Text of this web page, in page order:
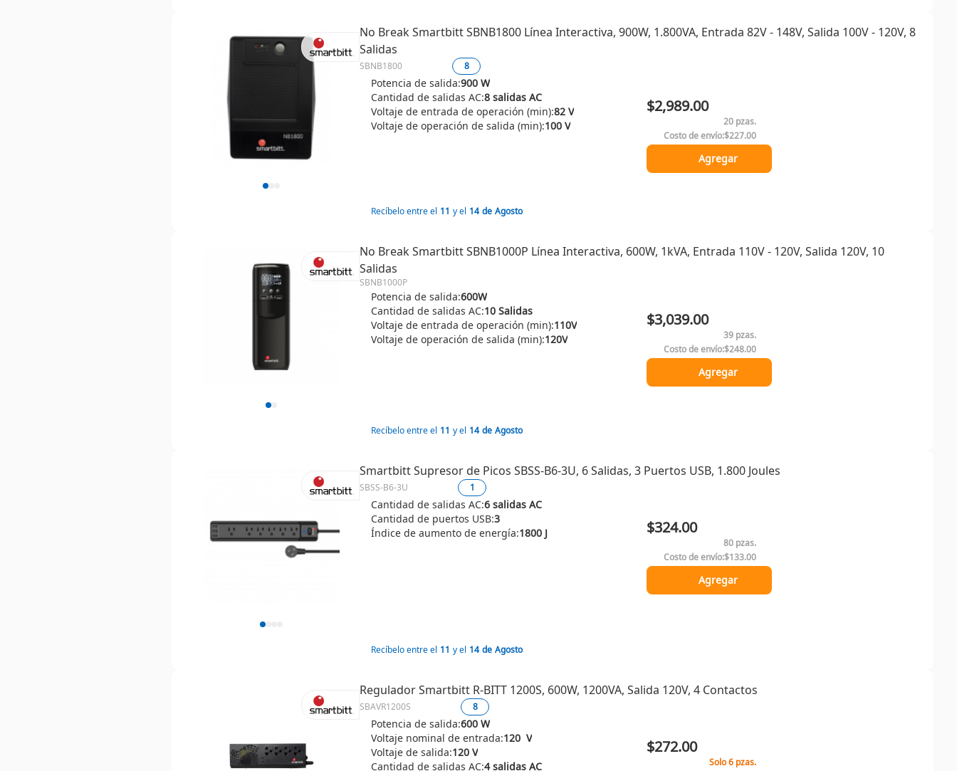
No Break Smartbitt SBNB1800 Línea Interactiva, 900W, 1.800VA, Entrada 82V - 148V, Salida 100V - 120V, 8
Salidas
SBNB1800 8
Potencia de salida:900 W
Cantidad de salidas AC:8 salidas AC
Voltaje de entrada de operación (min):82 V
Voltaje de operación de salida (min):100 V
Recíbelo entre el 11 y el 14 de Agosto
$2,989.00
Costo de envío:$227.00
20 pzas.
Agregar
No Break Smartbitt SBNB1000P Línea Interactiva, 600W, 1kVA, Entrada 110V - 120V, Salida 120V, 10
Salidas
SBNB1000P
Potencia de salida:600W
Cantidad de salidas AC:10 Salidas
Voltaje de entrada de operación (min):110V
Voltaje de operación de salida (min):120V
Recíbelo entre el 11 y el 14 de Agosto
$3,039.00
Costo de envío:$248.00
39 pzas.
Agregar
Smartbitt Supresor de Picos SBSS-B6-3U, 6 Salidas, 3 Puertos USB, 1.800 Joules
SBSS-B6-3U 1
Cantidad de salidas AC:6 salidas AC
Cantidad de puertos USB:3
Índice de aumento de energía:1800 J
Recíbelo entre el 11 y el 14 de Agosto
$324.00
Costo de envío:$133.00
80 pzas.
Agregar
Regulador Smartbitt R-BITT 1200S, 600W, 1200VA, Salida 120V, 4 Contactos
SBAVR1200S 8
Potencia de salida:600 W
Voltaje nominal de entrada:120 V
Voltaje de salida:120 V
Cantidad de salidas AC:4 salidas AC
$272.00
Solo 6 pzas.